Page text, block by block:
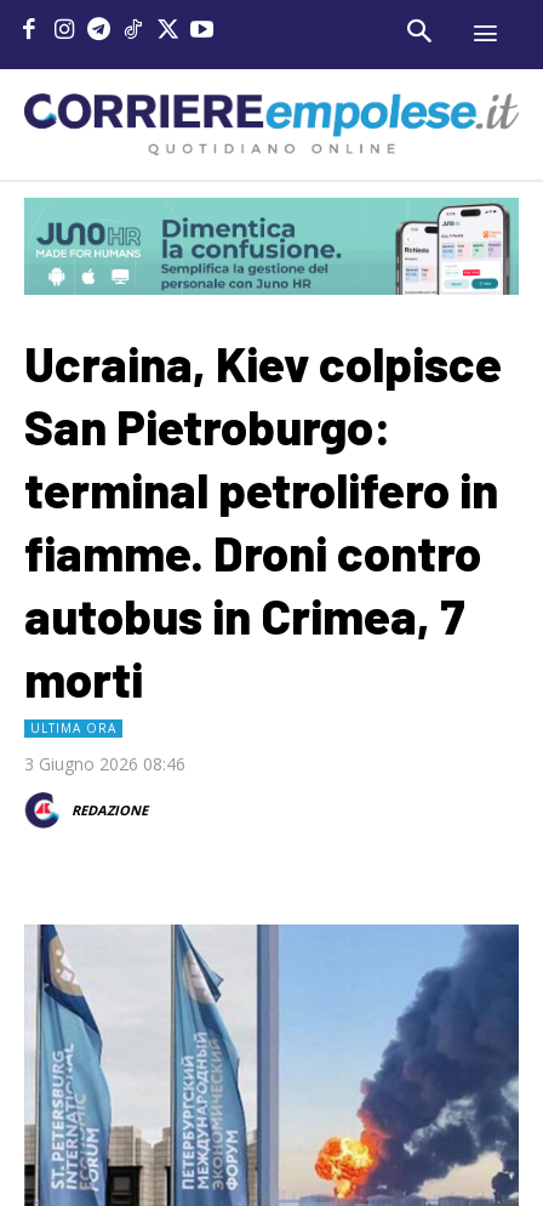
Ucraina, Kiev colpisce
San Pietroburgo:
terminal petrolifero in
fiamme. Droni contro
autobus in Crimea, 7
morti
ULTIMA ORA
3 Giugno 2026 08:46
REDAZIONE